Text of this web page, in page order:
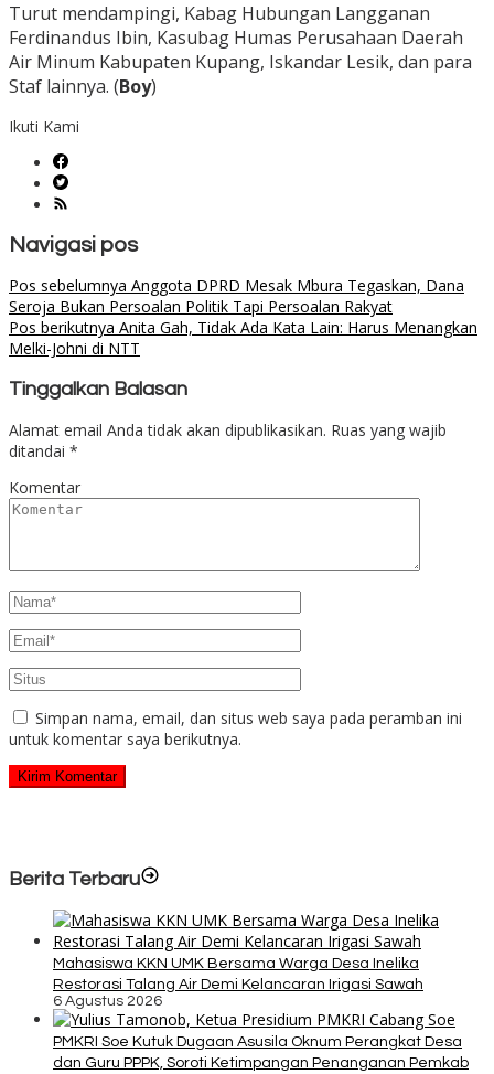
Turut mendampingi, Kabag Hubungan Langganan
Ferdinandus Ibin, Kasubag Humas Perusahaan Daerah
Air Minum Kabupaten Kupang, Iskandar Lesik, dan para
Staf lainnya. (Boy)
Ikuti Kami
Navigasi pos
Pos sebelumnya Anggota DPRD Mesak Mbura Tegaskan, Dana
Seroja Bukan Persoalan Politik Tapi Persoalan Rakyat
Pos berikutnya Anita Gah, Tidak Ada Kata Lain: Harus Menangkan
Melki-Johni di NTT
Tinggalkan Balasan
Alamat email Anda tidak akan dipublikasikan. Ruas yang wajib
ditandai *
Komentar
Simpan nama, email, dan situs web saya pada peramban ini
untuk komentar saya berikutnya.
Berita Terbaru
Mahasiswa KKN UMK Bersama Warga Desa Inelika
Restorasi Talang Air Demi Kelancaran Irigasi Sawah
6 Agustus 2026
PMKRI Soe Kutuk Dugaan Asusila Oknum Perangkat Desa
dan Guru PPPK, Soroti Ketimpangan Penanganan Pemkab